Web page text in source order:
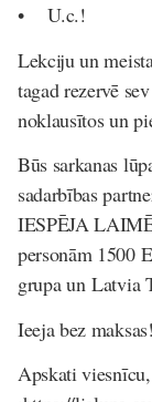
• U.c.!
Lekciju un
tagad rezervē
noklausītos un
Būs sarkanas
sadarbības
IESPĒJA
personām 1500
grupa un Latvia
Ieeja bez maksas!
Apskati